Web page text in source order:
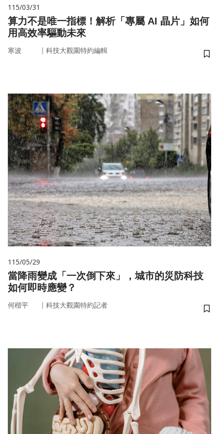
115/03/31
算力不是唯一指標！解析「專屬 AI 晶片」如何
用高效率驅動未來
寒波 ｜ 科技大觀園特約編輯
儲
115/05/29
當降雨變成「一次倒下來」，城市的災防科技
如何即時應變？
何楷平 ｜ 科技大觀園特約記者
儲